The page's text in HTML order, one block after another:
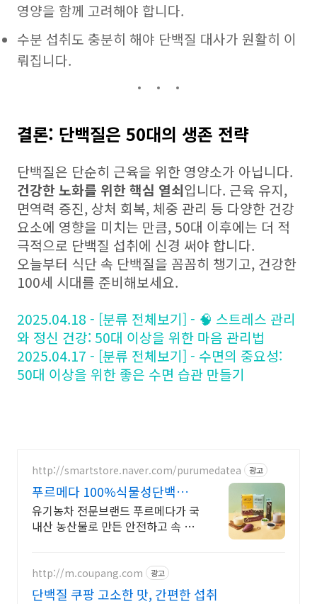
영양을 함께 고려해야 합니다.
수분 섭취도 충분히 해야 단백질 대사가 원활히 이
뤄집니다.
결론: 단백질은 50대의 생존 전략
단백질은 단순히 근육을 위한 영양소가 아닙니다.
건강한 노화를 위한 핵심 열쇠입니다. 근육 유지,
면역력 증진, 상처 회복, 체중 관리 등 다양한 건강
요소에 영향을 미치는 만큼, 50대 이후에는 더 적
극적으로 단백질 섭취에 신경 써야 합니다.
오늘부터 식단 속 단백질을 꼼꼼히 챙기고, 건강한
100세 시대를 준비해보세요.
2025.04.18 - [분류 전체보기] - 🧠 스트레스 관리
와 정신 건강: 50대 이상을 위한 마음 관리법
2025.04.17 - [분류 전체보기] - 수면의 중요성:
50대 이상을 위한 좋은 수면 습관 만들기
http://smartstore.naver.com/purumedatea 광고
푸르메다 100%식물성단백질
완두고구마! 완두흑임자!
유기농차 전문브랜드 푸르메다가 국
내산 농산물로 만든 안전하고 속 편
들어 속이 편안합니다.
http://m.coupang.com 광고
단백질 쿠팡 고소한 맛, 간편한 섭취